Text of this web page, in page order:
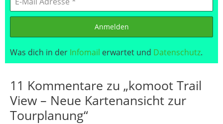
Anmelden
Was dich in der Infomail erwartet und Datenschutz.
11 Kommentare zu „komoot Trail
View – Neue Kartenansicht zur
Tourplanung“